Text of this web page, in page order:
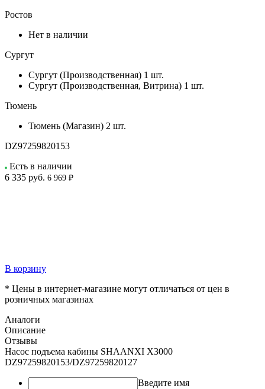
Ростов
Нет в наличии
Сургут
Сургут (Производственная) 1 шт.
Сургут (Производственная, Витрина) 1 шт.
Тюмень
Тюмень (Магазин) 2 шт.
DZ97259820153
Есть в наличии
6 335 руб. 6 969 ₽
В корзину
* Цены в интернет-магазине могут отличаться от цен в
розничных магазинах
Аналоги
Описание
Отзывы
Насос подъема кабины SHAANXI X3000
DZ97259820153/DZ97259820127
Введите имя